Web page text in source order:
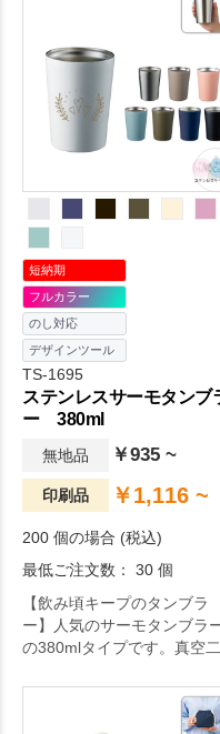
短納期
フルカラー
のし対応
デザインツール
TS-1695
ステンレスサーモタンブ
ー 380ml
無地品 ￥935 ~
印刷品 ￥1,116 ~
200 個の場合 (税込)
最低ご注文数： 30 個
【飲み頃キープのタンブラ
ー】人気のサーモタンブラ
の380mlタイプです。真空
め、長時間適温で飲み物を